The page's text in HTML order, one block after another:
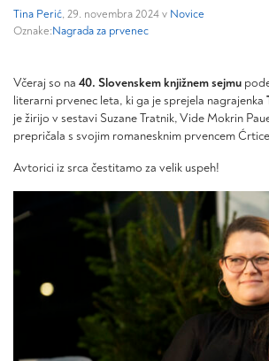
Tina Perić, 29. novembra 2024 v Novice
Oznake:Nagrada za prvenec
Včeraj so na 40. Slovenskem knjižnem sejmu
literarni prvenec leta, ki ga je sprejela nagrajenka
je žirijo v sestavi Suzane Tratnik, Vide Mokrin
prepričala s svojim romanesknim prvencem
Avtorici iz srca čestitamo za velik uspeh!